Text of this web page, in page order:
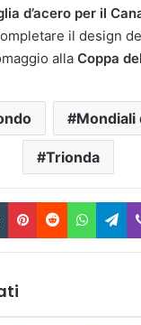
d’acero per il
il design
alla Coppa
Mondiali
Trionda
TumblrPinterest
Reddit